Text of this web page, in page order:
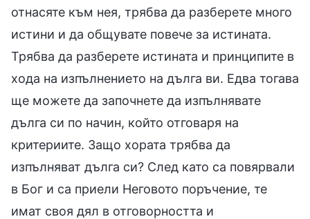
отнасяте към нея, трябва да разберете много
истини и да общувате повече за истината.
Трябва да разберете истината и принципите в
хода на изпълнението на дълга ви. Едва тогава
ще можете да започнете да изпълнявате
дълга си по начин, който отговаря на
критериите. Защо хората трябва да
изпълняват дълга си? След като са повярвали
в Бог и са приели Неговото поръчение, те
имат своя дял в отговорността и